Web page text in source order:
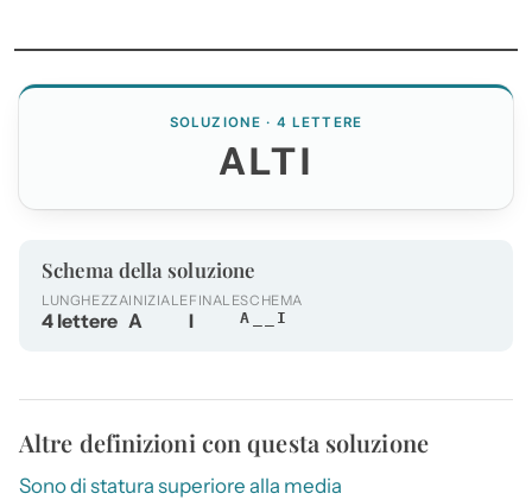
SOLUZIONE · 4 LETTERE
ALTI
Schema della soluzione
LUNGHEZZA
4 lettere
INIZIALE
A
FINALE
I
SCHEMA
A__I
Altre definizioni con questa soluzione
Sono di statura superiore alla media